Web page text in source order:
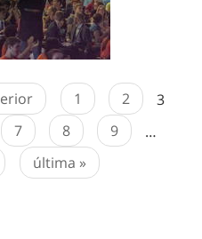
1 2
3
7 8 9
…
última »